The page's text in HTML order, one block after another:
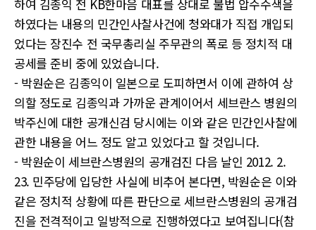
하여 김종익 전 KB한마음 대표를 상대로 불법 압수수색을
하였다는 내용의 민간인사찰사건에 청와대가 직접 개입되
었다는 장진수 전 국무총리실 주무관의 폭로 등 정치적 대
공세를 준비 중에 있었습니다.
- 박원순은 김종익이 일본으로 도피하면서 이에 관하여 상
의할 정도로 김종익과 가까운 관계이어서 세브란스 병원의
박주신에 대한 공개신검 당시에는 이와 같은 민간인사찰에
관한 내용을 어느 정도 알고 있었다고 할 것입니다.
- 박원순이 세브란스병원의 공개검진 다음 날인 2012. 2.
23. 민주당에 입당한 사실에 비추어 본다면, 박원순은 이와
같은 정치적 상황에 따른 판단으로 세브란스병원의 공개검
진을 전격적이고 일방적으로 진행하였다고 보여집니다(참